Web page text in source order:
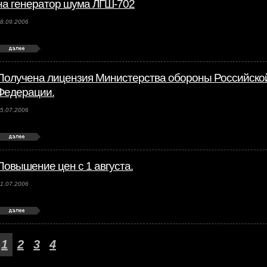
генератор шума ЛГШ-702
лицензия Министерства обороны
цен с 1 августа.
1 2 3 4